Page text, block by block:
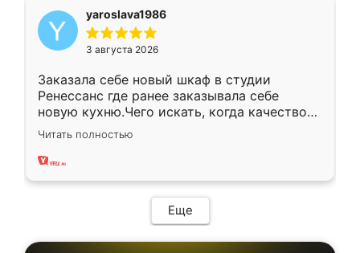
yaroslava1986
3 августа 2026
Заказала себе новый шкаф в студии
Ренессанс где ранее заказывала себе
новую кухню.Чего искать, когда качеством
вполне довольна. Служит кухня уже почти
два года, нареканий нет.
Читать полностью
Еще